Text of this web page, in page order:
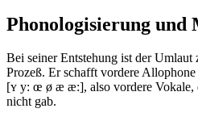
Phonologisierung und
Bei seiner Entstehung ist der Umlaut
Prozeß. Er schafft vordere
[ʏ y: œ ø æ æ:], also vordere Vokale,
nicht gab.